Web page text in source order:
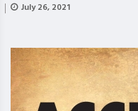
July 26, 2021